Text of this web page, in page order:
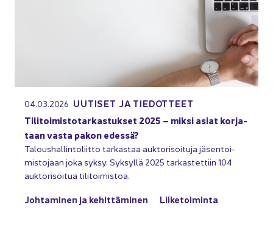
04.03.2026 UU­TI­SET JA TIE­DOT­TEET
Ti­li­toi­mis­to­tar­kas­tuk­set 2025 – miksi asiat kor­ja­
taan vasta pakon edes­sä?
Ta­lous­hal­lin­to­liit­to tar­kas­taa auk­to­ri­soi­tu­ja jä­sen­toi­
mis­to­jaan joka syksy. Syk­syl­lä 2025 tar­kas­tet­tiin 104
auk­to­ri­soi­tua ti­li­toi­mis­toa.
Joh­ta­mi­nen ja ke­hit­tä­mi­nen Lii­ke­toi­min­ta